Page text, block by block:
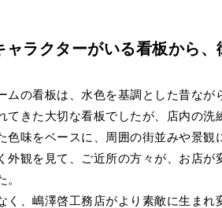
ャラクターがいる看板から
ムの看板は、水色を基調とした昔な
てきた大切な看板でしたが、店内の
色味をベースに、周囲の街並みや景
外観を見て、ご近所の方々が、お店
く、嶋澤啓工務店がより素敵に生まれ